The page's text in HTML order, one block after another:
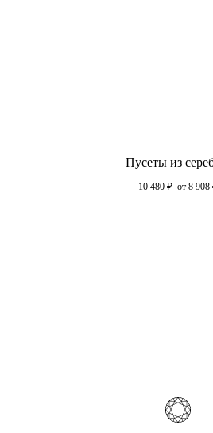
Пусеты из
10 480 ₽ от 8 908